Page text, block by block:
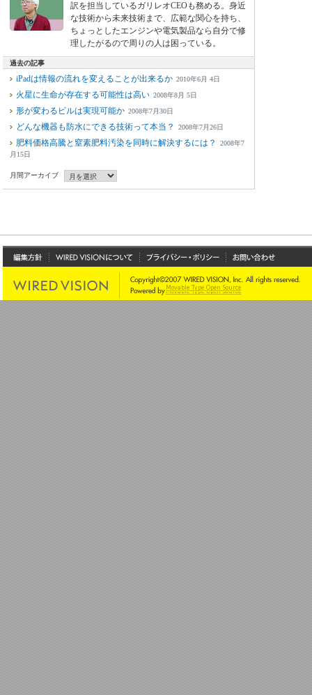
訳を担当しているガリレオCEOも務める。身近
な技術から未来技術まで、広範な関心を持ち、
ちょっとしたエンジンや電気製品なら自分で修
理したがるので周りの人は困っている。
過去の記事
iPadは情報の流れを変えることが出来るか 2010年6月 4日
火星に生命が存在する可能性は高い 2008年8月 5日
形が変わるビルは実現可能か 2008年7月30日
どんな機器も防水にできる技術って本当？ 2008年7月26日
肥料価格高騰と窒素肥料汚染を同時に解決するには？ 2008年7
月15日
月間アーカイブ